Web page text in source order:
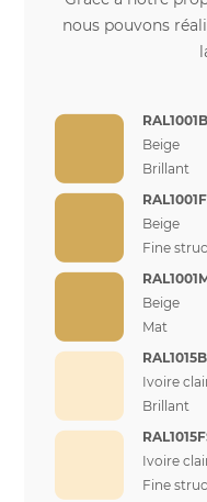
nous pouvons
Beige
Brillant
Beige
Fine
Beige
Mat
Ivoire
Brillant
Ivoire
Fine